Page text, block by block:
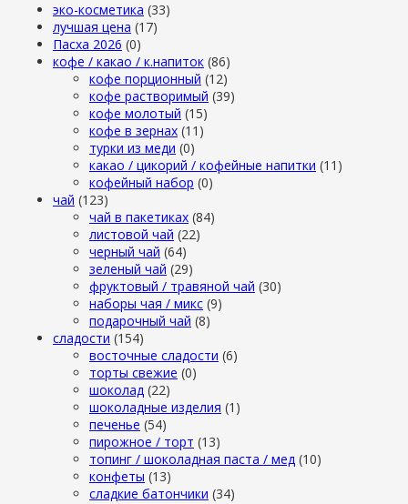
эко-косметика (33)
лучшая цена (17)
Пасха 2026 (0)
кофе / какао / к.напиток (86)
кофе порционный (12)
кофе растворимый (39)
кофе молотый (15)
кофе в зернах (11)
турки из меди (0)
какао / цикорий / кофейные напитки (11)
кофейный набор (0)
чай (123)
чай в пакетиках (84)
листовой чай (22)
черный чай (64)
зеленый чай (29)
фруктовый / травяной чай (30)
наборы чая / микс (9)
подарочный чай (8)
сладости (154)
восточные сладости (6)
торты свежие (0)
шоколад (22)
шоколадные изделия (1)
печенье (54)
пирожное / торт (13)
топинг / шоколадная паста / мед (10)
конфеты (13)
сладкие батончики (34)